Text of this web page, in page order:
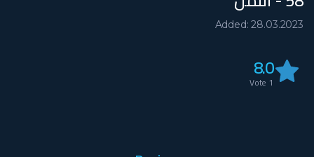
Added: 28.03.2023
8.0
1